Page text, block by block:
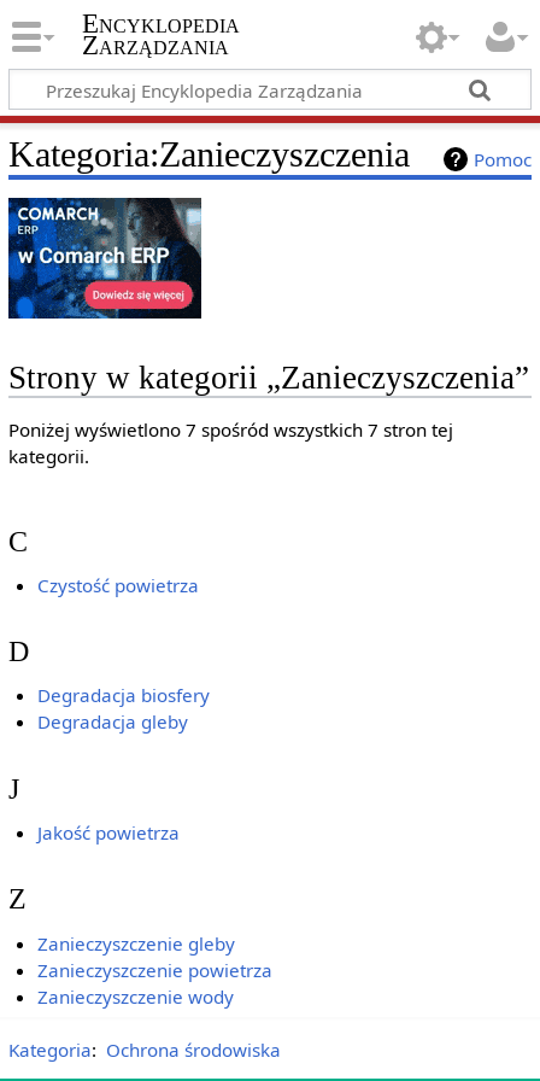
Encyklopedia
Zarządzania
Pomoc
Kategoria:Zanieczyszczenia
Strony w kategorii „Zanieczyszczenia”
Poniżej wyświetlono 7 spośród wszystkich 7 stron tej
kategorii.
C
Czystość powietrza
D
Degradacja biosfery
Degradacja gleby
J
Jakość powietrza
Z
Zanieczyszczenie gleby
Zanieczyszczenie powietrza
Zanieczyszczenie wody
Kategoria: Ochrona środowiska